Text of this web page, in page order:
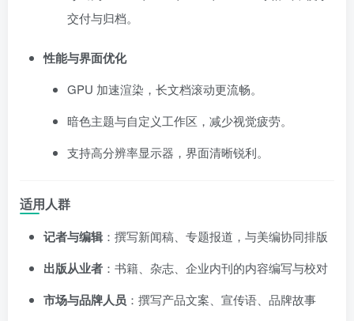
交付与归档。
性能与界面优化
GPU 加速渲染，长文档滚动更流畅。
暗色主题与自定义工作区，减少视觉疲劳。
支持高分辨率显示器，界面清晰锐利。
适用人群
记者与编辑：撰写新闻稿、专题报道，与美编协同排版
出版从业者 ：书籍、杂志、企业内刊的内容编写与校对
市场与品牌人员 ：撰写产品文案、宣传语、品牌故事